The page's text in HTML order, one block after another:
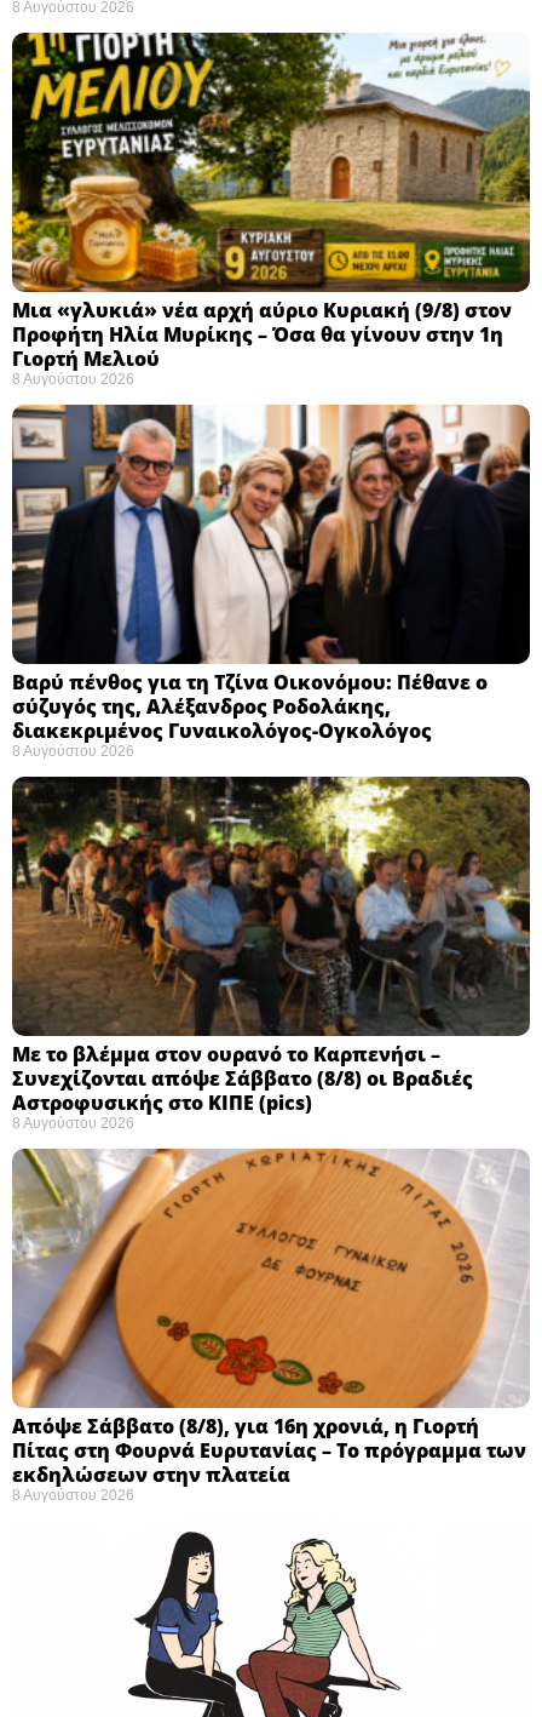
8 Αυγούστου 2026
Μια «γλυκιά» νέα αρχή αύριο Κυριακή (9/8) στον
Προφήτη Ηλία Μυρίκης – Όσα θα γίνουν στην 1η
Γιορτή Μελιού
8 Αυγούστου 2026
Βαρύ πένθος για τη Τζίνα Οικονόμου: Πέθανε ο
σύζυγός της, Αλέξανδρος Ροδολάκης,
διακεκριμένος Γυναικολόγος-Ογκολόγος
8 Αυγούστου 2026
Με το βλέμμα στον ουρανό το Καρπενήσι –
Συνεχίζονται απόψε Σάββατο (8/8) οι Βραδιές
Αστροφυσικής στο ΚΙΠΕ (pics)
8 Αυγούστου 2026
Απόψε Σάββατο (8/8), για 16η χρονιά, η Γιορτή
Πίτας στη Φουρνά Ευρυτανίας – Το πρόγραμμα των
εκδηλώσεων στην πλατεία
8 Αυγούστου 2026